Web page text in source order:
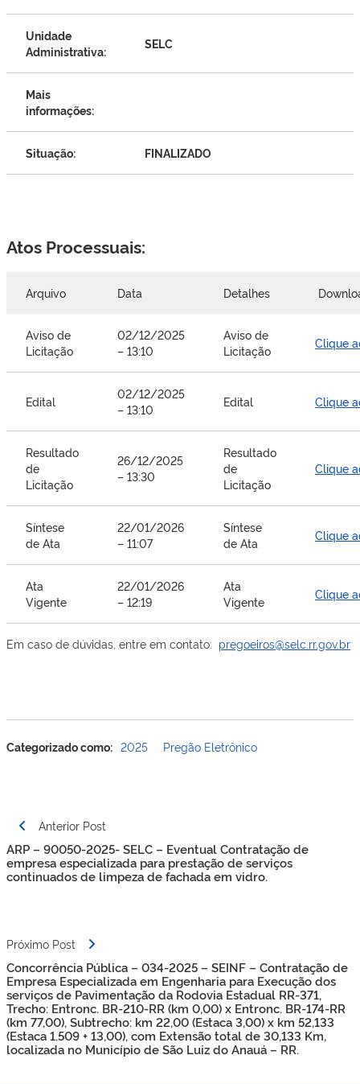
Unidade
Administrativa:
SELC
Mais
informações:
Situação: FINALIZADO
Atos Processuais:
Arquivo Data Detalhes
Aviso de
Licitação
02/12/2025
– 13:10
Aviso de
Licitação
Clique
Edital
02/12/2025
– 13:10
Edital Clique
Resultado
de
Licitação
26/12/2025
– 13:30
Resultado
de
Licitação
Clique
Síntese
de Ata
22/01/2026
– 11:07
Síntese
de Ata
Clique
Ata
Vigente
22/01/2026
– 12:19
Ata
Vigente
Clique
Em caso de dúvidas, entre em contato: pregoeiros@selc.rr.gov.br
Categorizado como: 2025 Pregão Eletrônico
Navegação
de
Post
Anterior Post
ARP – 90050-2025- SELC – Eventual Contratação de
empresa especializada para prestação de serviços
continuados de limpeza de fachada em vidro.
Próximo Post
Concorrência Pública – 034-2025 – SEINF – Contratação de
Empresa Especializada em Engenharia para Execução dos
serviços de Pavimentação da Rodovia Estadual RR-371,
Trecho: Entronc. BR-210-RR (km 0,00) x Entronc. BR-174-RR
(km 77,00), Subtrecho: km 22,00 (Estaca 3,00) x km 52,133
(Estaca 1.509 + 13,00), com Extensão total de 30,133 Km,
localizada no Município de São Luiz do Anauá – RR.